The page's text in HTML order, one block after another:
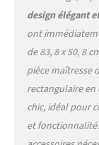
design élégant
ont
de 83, 8 x 50, 8
pièce maîtresse
rectangulaire
chic, idéal pour
et